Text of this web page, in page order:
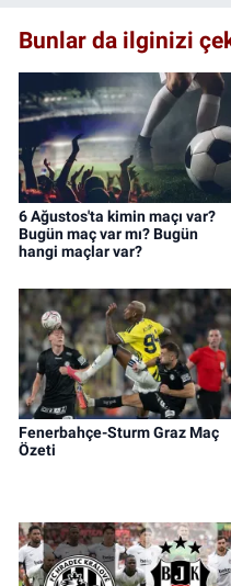
Bunlar da ilginizi
6 Ağustos'ta kimin maçı var?
Bugün maç var mı? Bugün
hangi maçlar var?
Fenerbahçe-Sturm Graz Maç
Özeti